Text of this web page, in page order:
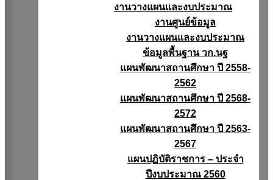
งานวางแผนเเละงบประมาณ
งานศูนย์ข้อมูล
งานวางแผนและงบประมาณ
ข้อมูลพื้นฐาน วก.นฐ
แผนพัฒนาสถานศึกษา ปี 2558-
2562
แผนพัฒนาสถานศึกษา ปี 2568-
2572
แผนพัฒนาสถานศึกษา ปี 2563-
2567
แผนปฏิบัติราชการ – ประจำ
ปีงบประมาณ 2560